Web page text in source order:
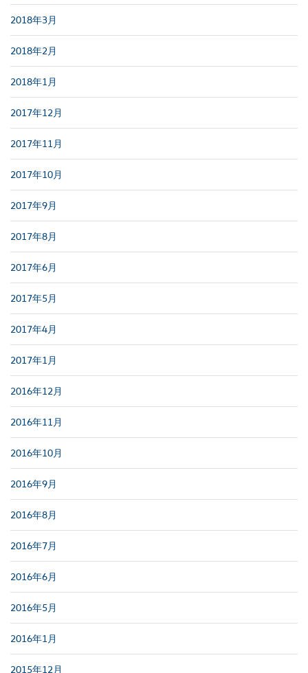
2018年3月
2018年2月
2018年1月
2017年12月
2017年11月
2017年10月
2017年9月
2017年8月
2017年6月
2017年5月
2017年4月
2017年1月
2016年12月
2016年11月
2016年10月
2016年9月
2016年8月
2016年7月
2016年6月
2016年5月
2016年1月
2015年12月